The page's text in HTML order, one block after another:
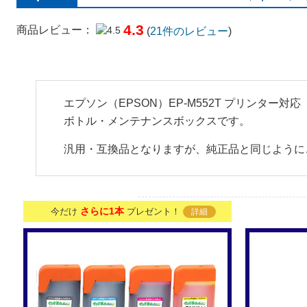
商品レビュー： 4.3 (21件のレビュー)
エプソン（EPSON）EP-M552T プリンター対
ボトル・メンテナンスボックスです。
汎用・互換品となりますが、純正品と同じよう
今だけ さらに1本プレゼント！ 詳細